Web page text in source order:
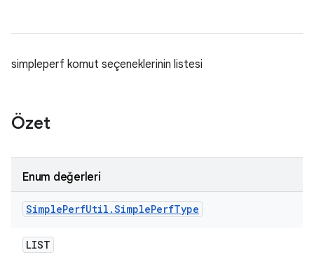
simpleperf komut seçeneklerinin listesi
Özet
Enum değerleri
SimplePerfUtil .SimplePerfType
LIST